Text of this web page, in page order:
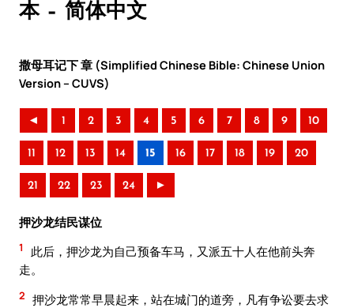
本 – 简体中文
撒母耳记下 章 (Simplified Chinese Bible: Chinese Union
Version – CUVS)
◄ 1 2 3 4 5 6 7 8 9 10
11 12 13 14 15 16 17 18 19 20
21 22 23 24 ►
押沙龙结民谋位
1
此后，押沙龙为自己预备车马，又派五十人在他前头奔
走。
2 押沙龙常常早晨起来，站在城门的道旁，凡有争讼要去求